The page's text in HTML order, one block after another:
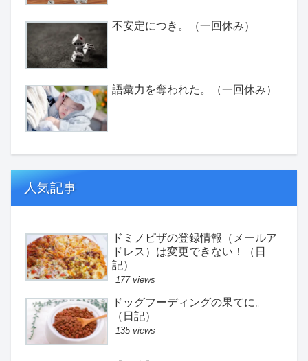
不安定につき。（一回休み）
語彙力を奪われた。（一回休み）
人気記事
ドミノピザの登録情報（メールア
ドレス）は変更できない！（日
記）
177 views
ドッグフーディングの果てに。
（日記）
135 views